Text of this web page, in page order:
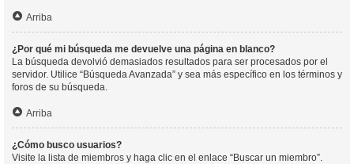
Arriba
¿Por qué mi búsqueda me devuelve una página en blanco?
La búsqueda devolvió demasiados resultados para ser procesados por el
servidor. Utilice “Búsqueda Avanzada” y sea más específico en los términos y
foros de su búsqueda.
Arriba
¿Cómo busco usuarios?
Visite la lista de miembros y haga clic en el enlace “Buscar un miembro”.